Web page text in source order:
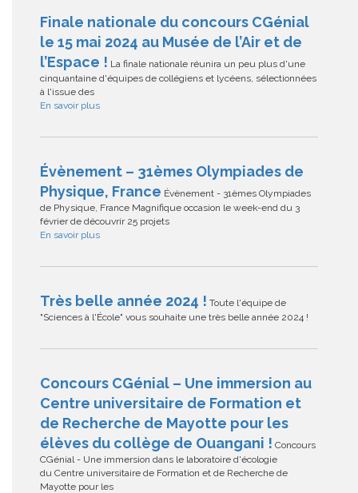
Finale nationale du concours CGénial
le 15 mai 2024 au Musée de l’Air et de
l’Espace ! La finale nationale réunira un peu plus d'une
cinquantaine d'équipes de collégiens et lycéens, sélectionnées
à l'issue des
En savoir plus
Évènement – 31èmes Olympiades de
Physique, France Évènement - 31èmes Olympiades
de Physique, France Magnifique occasion le week-end du 3
février de découvrir 25 projets
En savoir plus
Très belle année 2024 ! Toute l'équipe de
"Sciences à l'École" vous souhaite une très belle année 2024 !
Concours CGénial – Une immersion au
Centre universitaire de Formation et
de Recherche de Mayotte pour les
élèves du collège de Ouangani ! Concours
CGénial - Une immersion dans le laboratoire d'écologie
du Centre universitaire de Formation et de Recherche de
Mayotte pour les